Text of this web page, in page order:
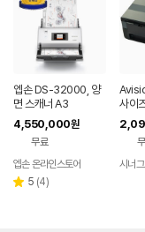
엡손 DS-32000, 양
면 스캐너 A3
4,550,000원
무료
엡손 온라인스토어
별 5 리
(4)
사이
캐너
pm
시너